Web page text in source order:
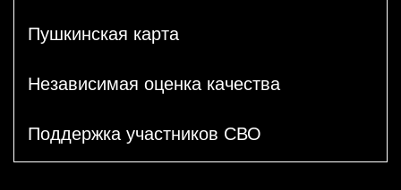
Пушкинская карта
Независимая оценка качества
Поддержка участников СВО